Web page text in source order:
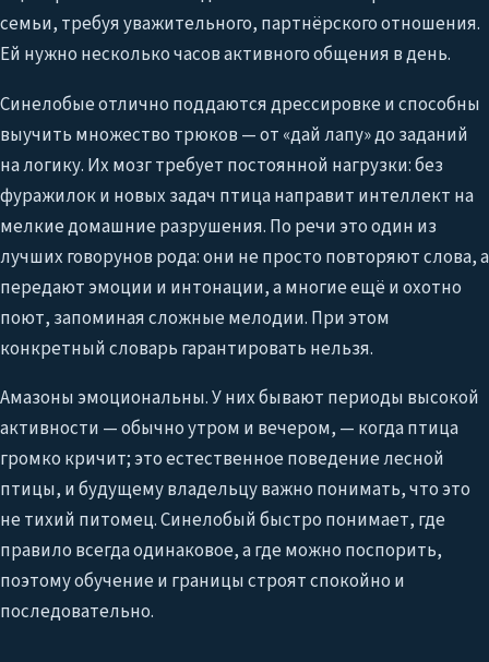
семьи, требуя уважительного, партнёрского отношения.
Ей нужно несколько часов активного общения в день.
Синелобые отлично поддаются дрессировке и способны
выучить множество трюков — от «дай лапу» до заданий
на логику. Их мозг требует постоянной нагрузки: без
фуражилок и новых задач птица направит интеллект на
мелкие домашние разрушения. По речи это один из
лучших говорунов рода: они не просто повторяют слова, а
передают эмоции и интонации, а многие ещё и охотно
поют, запоминая сложные мелодии. При этом
конкретный словарь гарантировать нельзя.
Амазоны эмоциональны. У них бывают периоды высокой
активности — обычно утром и вечером, — когда птица
громко кричит; это естественное поведение лесной
птицы, и будущему владельцу важно понимать, что это
не тихий питомец. Синелобый быстро понимает, где
правило всегда одинаковое, а где можно поспорить,
поэтому обучение и границы строят спокойно и
последовательно.